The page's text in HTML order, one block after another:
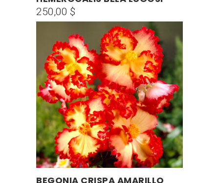
250,00 $
SELECCIONAR OPCIONES
BEGONIA CRISPA AMARILLO